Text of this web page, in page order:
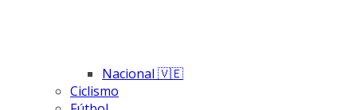
Nacional 🇻🇪
Ciclismo